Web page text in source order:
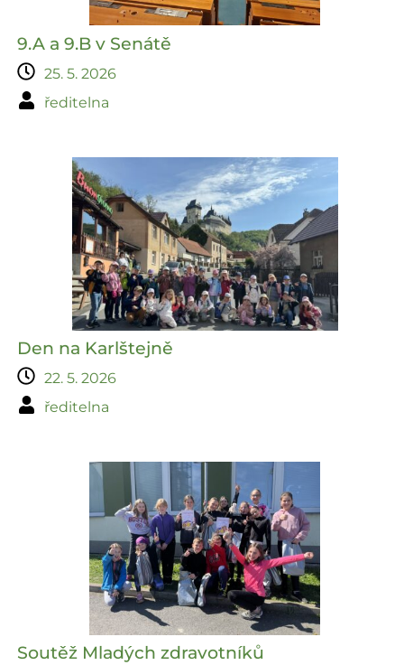
9.A a 9.B v Senátě
25. 5. 2026
ředitelna
Den na Karlštejně
22. 5. 2026
ředitelna
Soutěž Mladých zdravotníků